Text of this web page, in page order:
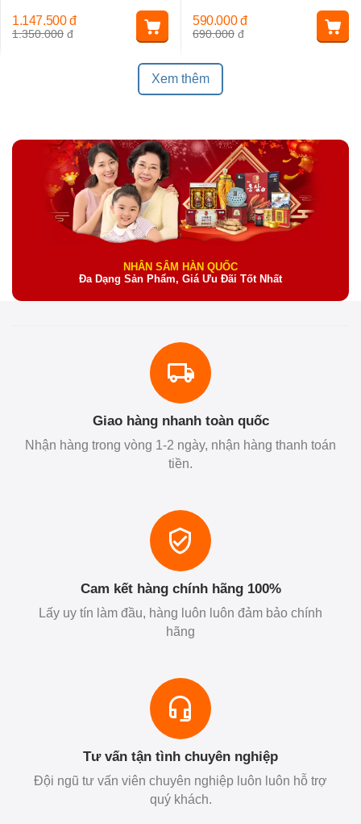
1.350.000 đ
1.147.500 đ
690.000 đ
590.000 đ
Xem thêm
NHÂN SÂM HÀN QUỐC
Đa Dạng Sản Phẩm, Giá Ưu Đãi Tốt Nhất
Giao hàng nhanh toàn quốc
Nhận hàng trong vòng 1-2 ngày, nhận hàng thanh toán
tiền.
Cam kết hàng chính hãng 100%
Lấy uy tín làm đầu, hàng luôn luôn đảm bảo chính
hãng
Tư vấn tận tình chuyên nghiệp
Đội ngũ tư vấn viên chuyên nghiệp luôn luôn hỗ trợ
quý khách.